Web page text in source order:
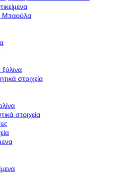
Μπαούλα
στοιχεία
στοιχεία